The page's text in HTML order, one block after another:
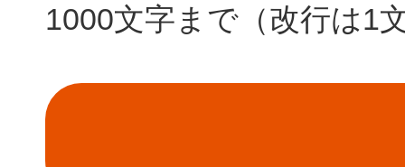
1000文字まで（改行は1